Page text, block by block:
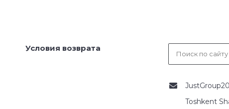
Условия возврата
Toshkent